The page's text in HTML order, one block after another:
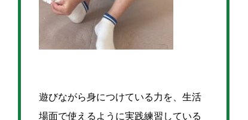
遊びながら身につけている力を、生活
場面で使えるように実践練習している